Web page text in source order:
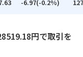
-6.97(-0.2%)
円で取引を